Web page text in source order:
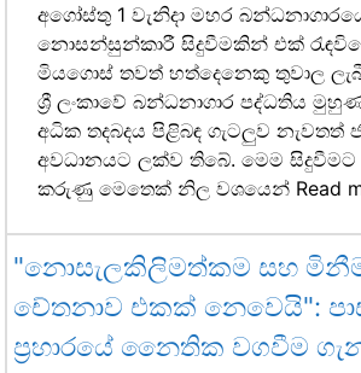
අගෝස්තු 1 වැනිදා මහර
නොසන්සුන්කාරී සිදුවීමකින් එක්
මියගොස් තවත් හත්දෙනෙකු තුවාල
ශ්‍රී ලංකාවේ බන්ධනාගාර පද්ධතිය
අධික තදබදය පිළිබඳ ගැටලුව නැවතත්
අවධානයට ලක්ව තිබේ. මෙම
කරුණු මෙතෙක් නිල වශයෙන් Read
"නොසැලකිලිමත්කම සහ
චේතනාව එකක් නෙවෙයි":
ප්‍රහාරයේ නෛතික වගවීම